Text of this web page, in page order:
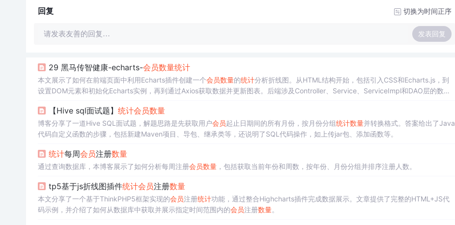
回复 切换为时间正序
请发表友善的回复… 发表回复
29 黑马传智健康-echarts-会员数量统计
本文展示了如何在前端页面中利用Echarts插件创建一个会员数量的统计分析折线图。从HTML结构开始，包括引入CSS和Echarts.js，到
设置DOM元素和初始化Echarts实例，再到通过Axios获取数据并更新图表。后端涉及Controller、Service、ServiceImpl和DAO层的数据
【Hive sql面试题】 统计会员数量
博客分享了一道Hive SQL面试题，解题思路是先获取用户会员起止日期间的所有月份，按月份分组统计数量并转换格式。答案给出了Java
代码自定义函数的步骤，包括新建Maven项目、导包、继承类等，还说明了SQL代码操作，如上传jar包、添加函数等。
统计每周会员注册数量
通过查询数据库，本博客展示了如何分析每周注册会员数量，包括获取当前年份和周数，按年份、月份分组并排序注册人数。
tp5基于js折线图插件统计会员注册数量
本文分享了一个基于ThinkPHP5框架实现的会员注册统计功能，通过整合Highcharts插件完成数据展示。文章提供了完整的HTML+JS代
码示例，并介绍了如何从数据库中获取并展示指定时间范围内的会员注册数量。